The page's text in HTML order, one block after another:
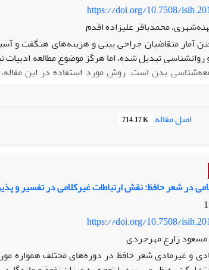
https://doi.org/10.7508/
محمدباقر علیزاده اقدم
آمار متقاضیان جراحی بینی و هزینه‌های هنگفت
تبدیل شده، اما هرگز موضوع مطالعه
بدن است. روش مورد استفاده در این
مقاله، شعر ایران از نظر بسامد اعضای صورت از
تحلیل قرار داده است.
اصل مقاله 714.17 K
در شعر حافظ: نقش ارتباطات غیرکلامی در تفسیر و
https://doi.org/10.7508/
مسعود زارع مهرجردی
و غیرمادی شعر حافظ در دوره‌های مختلف همواره